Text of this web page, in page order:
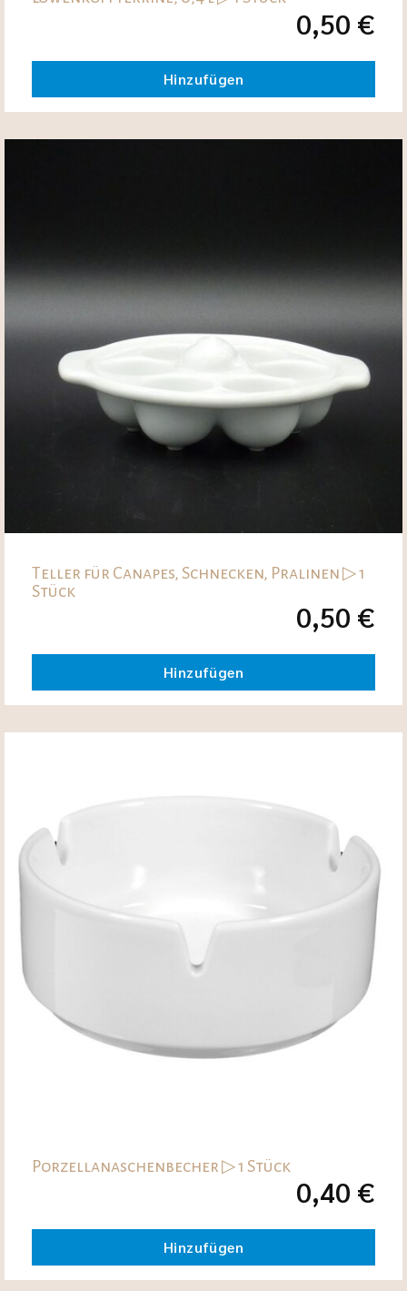
0,50 €
Hinzufügen
Teller für Canapes, Schnecken, Pralinen ▷ 1
Stück
0,50 €
Hinzufügen
Porzellanaschenbecher ▷ 1 Stück
0,40 €
Hinzufügen